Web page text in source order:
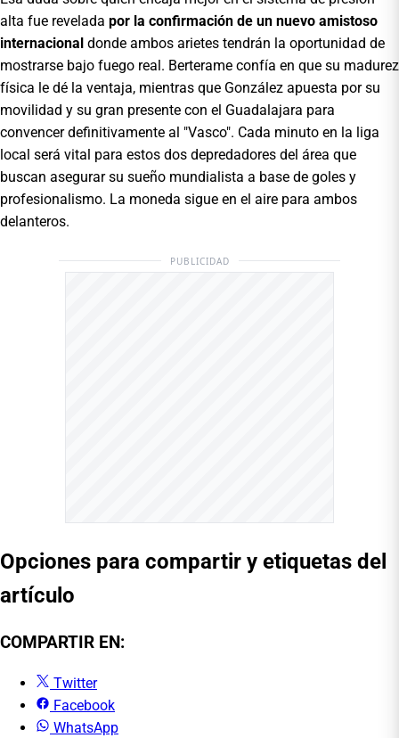
alta fue revelada por la confirmación de un nuevo amistoso
internacional donde ambos arietes tendrán la oportunidad de
mostrarse bajo fuego real. Berterame confía en que su madurez
física le dé la ventaja, mientras que González apuesta por su
movilidad y su gran presente con el Guadalajara para
convencer definitivamente al "Vasco". Cada minuto en la liga
local será vital para estos dos depredadores del área que
buscan asegurar su sueño mundialista a base de goles y
profesionalismo. La moneda sigue en el aire para ambos
delanteros.
PUBLICIDAD
Opciones para compartir y etiquetas del
artículo
COMPARTIR EN:
Twitter
Facebook
WhatsApp